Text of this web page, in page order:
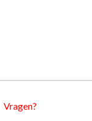
Vragen?